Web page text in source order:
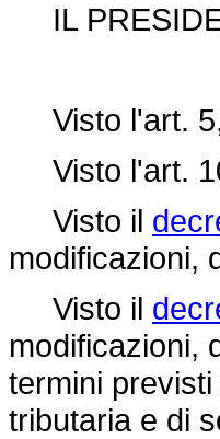
IL
Visto l'art.
Visto l'art.
Visto il
modificazioni,
Visto il
modificazioni,
termini
tributaria e di